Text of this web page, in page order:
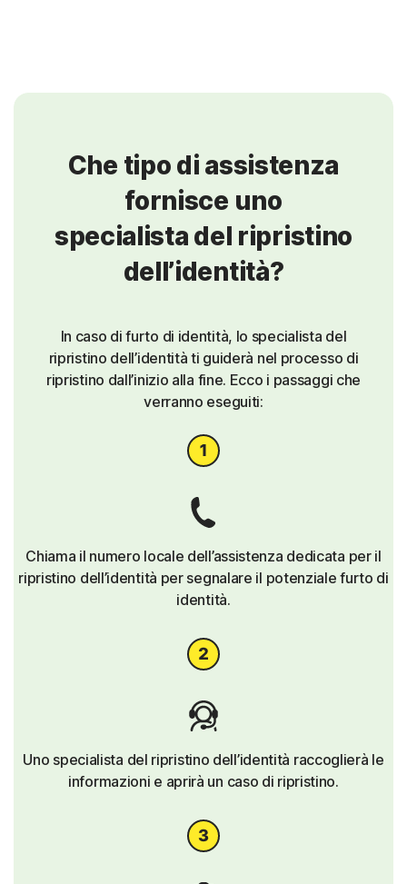
Che tipo di assistenza
fornisce uno
specialista del ripristino
dell’identità?
In caso di furto di identità, lo specialista del
ripristino dell’identità ti guiderà nel processo di
ripristino dall’inizio alla fine. Ecco i passaggi che
verranno eseguiti:
Chiama il numero locale dell’assistenza dedicata per il
ripristino dell’identità per segnalare il potenziale furto di
identità.
Uno specialista del ripristino dell’identità raccoglierà le
informazioni e aprirà un caso di ripristino.